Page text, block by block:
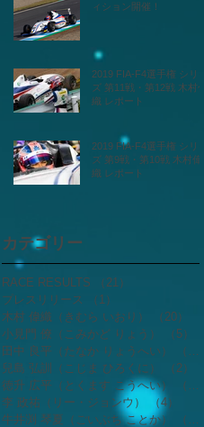
ィション開催！
2019 FIA-F4選手権 シリー
ズ 第11戦・第12戦 木村偉
織 レポート
2019 FIA-F4選手権 シリー
ズ 第9戦・第10戦 木村偉
織 レポート
カテゴリー
RACE RESULTS （21）
プレスリリース
（1）
木村 偉織（きむら いおり）
（20）
小見門 僚（こみかど りょう）
（5）
田中 良平（たなか りょうへい）
（2）
兒島 弘訓（こじま ひろくに）
（2）
徳升 広平（とくます こうへい）
（3）
李 政祐（リー・ジョンウ）
（4）
牛井渕 琴夏（ごいぶち ことか）
（4）